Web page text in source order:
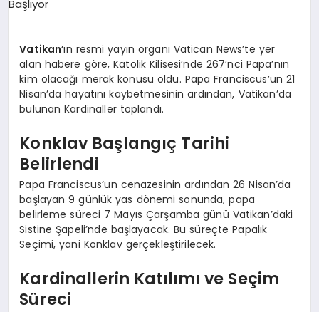
SIYASET
Vatikan‘ın resmi yayın organı Vatican News’te yer
alan habere göre, Katolik Kilisesi’nde 267’nci Papa’nın
kim olacağı merak konusu oldu. Papa Franciscus’un 21
Nisan’da hayatını kaybetmesinin ardından, Vatikan’da
bulunan Kardinaller toplandı.
Konklav Başlangıç Tarihi
Belirlendi
Papa Franciscus’un cenazesinin ardından 26 Nisan’da
başlayan 9 günlük yas dönemi sonunda, papa
belirleme süreci 7 Mayıs Çarşamba günü Vatikan’daki
Sistine Şapeli’nde başlayacak. Bu süreçte Papalık
Seçimi, yani Konklav gerçekleştirilecek.
Kardinallerin Katılımı ve Seçim
Süreci